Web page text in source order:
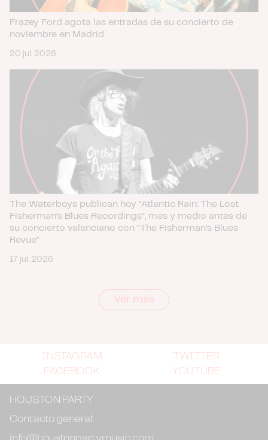
Frazey Ford agota las entradas de su concierto de
noviembre en Madrid
20 jul. 2026
The Waterboys publican hoy “Atlantic Rain: The Lost
Fisherman’s Blues Recordings”, mes y medio antes de
su concierto valenciano con “The Fisherman’s Blues
Revue”
17 jul. 2026
Ver más
INSTAGRAM
TWITTER
FACEBOOK
YOUTUBE
HOUSTON PARTY
Contacto general: